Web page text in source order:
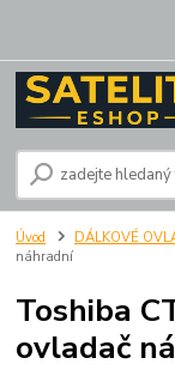
Úvod DÁLKOVÉ
náhradní
Toshiba
ovladač